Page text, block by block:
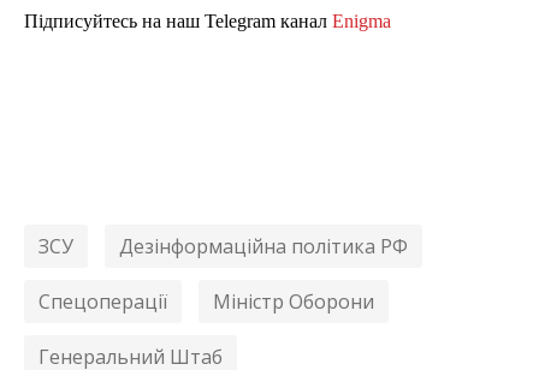
Підписуйтесь на наш Telegram канал Enigma
ЗСУ Дезінформаційна політика РФ
Спецоперації Міністр Оборони
Генеральний Штаб